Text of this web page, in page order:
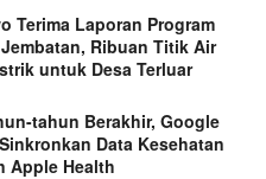
Terima Laporan Program
Ribuan Titik Air
untuk Desa Terluar
tahun Berakhir, Google
Data Kesehatan
Apple Health